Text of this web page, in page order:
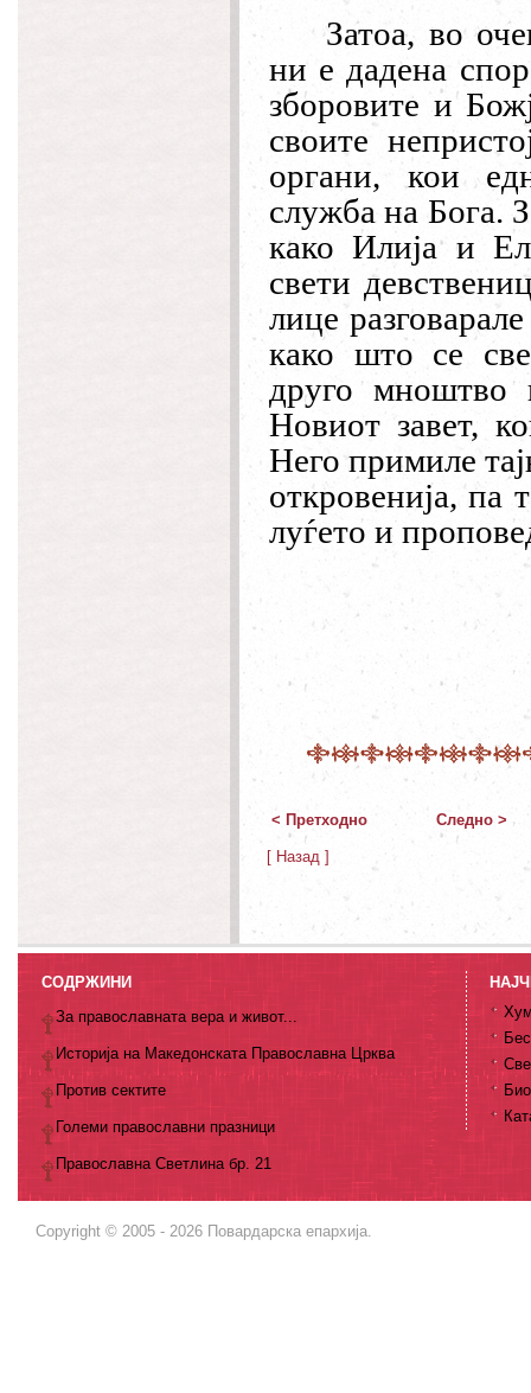
Затоа, во
ни е дадена
зборовите и
своите
органи, кои
служба на Бога.
како Илија и
свети
лице
како што се
друго мноштво
Новиот завет,
Него примиле
откровенија, па
луѓето и
< Претходно Следно >
[ Назад ]
СОДРЖИНИ
За православната вера и живот...
Историја на Македонската Православна Црква
Против сектите
Големи православни празници
Православна Светлина бр. 21
Copyright © 2005 - 2026 Повардарска епархија.